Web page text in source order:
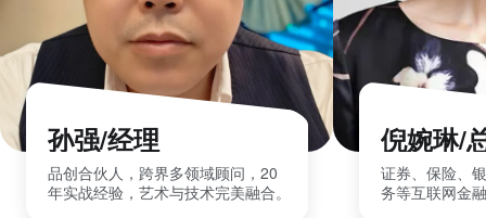
孙强/经理
品创合伙人，跨界多领域顾问，20
年实战经验，艺术与技术完美融合。
倪婉琳/
证券、保险、
务等互联网金